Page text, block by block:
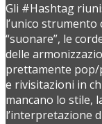
Gli #Hashtag
l’unico
“suonare”, le
delle
prettamente pop/
e rivisitazioni in
mancano lo stile,
l’interpretazione